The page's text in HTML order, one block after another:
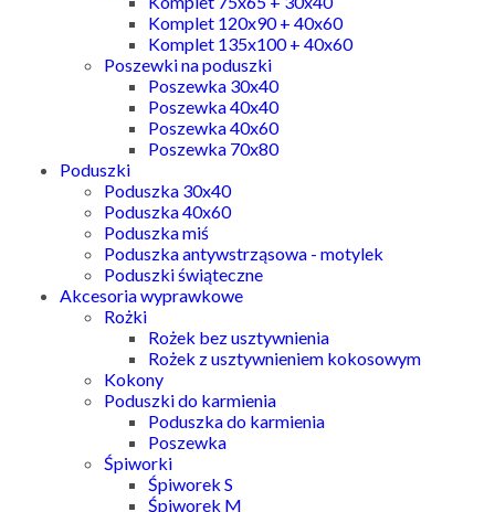
Komplet 120x90 + 40x60
Komplet 135x100 + 40x60
Poszewki na poduszki
Poszewka 30x40
Poszewka 40x40
Poszewka 40x60
Poszewka 70x80
Poduszki
Poduszka 30x40
Poduszka 40x60
Poduszka miś
Poduszka antywstrząsowa - motylek
Poduszki świąteczne
Akcesoria wyprawkowe
Rożki
Rożek bez usztywnienia
Rożek z usztywnieniem kokosowym
Kokony
Poduszki do karmienia
Poduszka do karmienia
Poszewka
Śpiworki
Śpiworek S
Śpiworek M